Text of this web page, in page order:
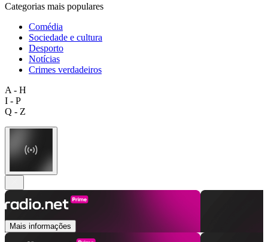
Categorias mais populares
Comédia
Sociedade e cultura
Desporto
Notícias
Crimes verdadeiros
A - H
I - P
Q - Z
Mais informações